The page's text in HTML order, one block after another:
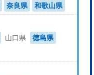
奈良県 和歌山県
山口県
徳島県